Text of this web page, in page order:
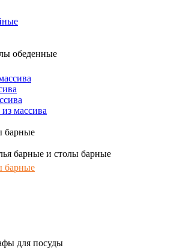
обеденные
массива
барные
барные и столы барные
барные
для посуды